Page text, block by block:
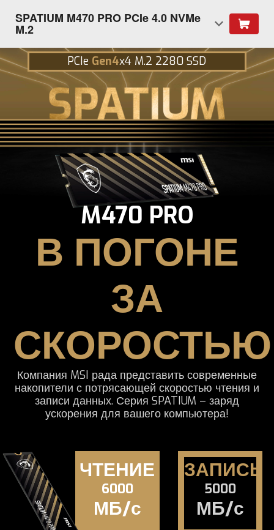
SPATIUM M470 PRO PCIe 4.0 NVMe
M.2
PCIe Gen4x4 M.2 2280 SSD
M470 PRO
В ПОГОНЕ
ЗА
СКОРОСТЬЮ
Компания MSI рада представить современные
накопители с потрясающей скоростью чтения и
записи данных. Серия SPATIUM – заряд
ускорения для вашего компьютера!
ЧТЕНИЕ
6000
МБ/с
ЗАПИСЬ
5000
МБ/с